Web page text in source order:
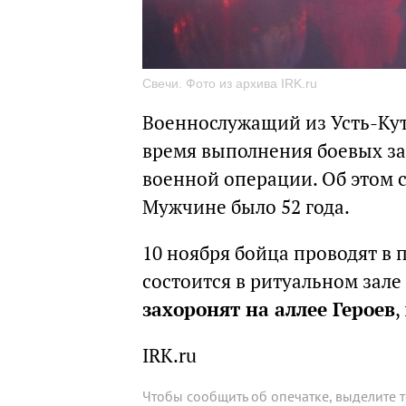
Свечи. Фото из архива IRK.ru
Военнослужащий из Усть-
время выполнения боевых
военной операции. Об этом
Мужчине было 52 года.
10 ноября бойца проводят
состоится в ритуальном
захоронят на аллее Героев,
IRK.ru
Чтобы сообщить об опечатке, выделите